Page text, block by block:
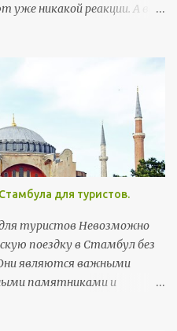
уже никакой реакции. А вот
в повседневной
а не
без ударений (кстати, с
которые
многие слова уже не
идет произношение, в
латинице, ну а
Бубашвабе (bubašvabe) -
- божьи коровки вилюшка
- транспортные средства
(Deda Mraz) - Дед Мороз
для туристов.
туристов Невозможно
поездку в Стамбул без
являются важными
памятниками и